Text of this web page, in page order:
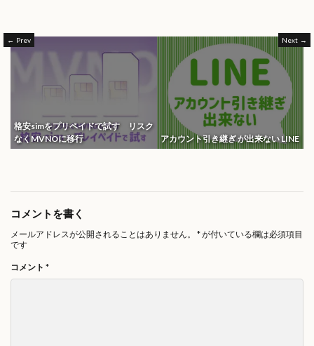
Prev
格安simをプリペイドで試す リスク
なくMVNOに移行
Next
アカウント引き継ぎ が出来ない LINE
コメントを書く
メールアドレスが公開されることはありません。 *が付いている欄は必須項目
です
コメント *